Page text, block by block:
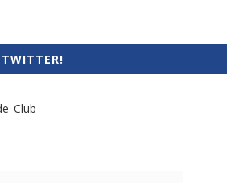
TWITTER!